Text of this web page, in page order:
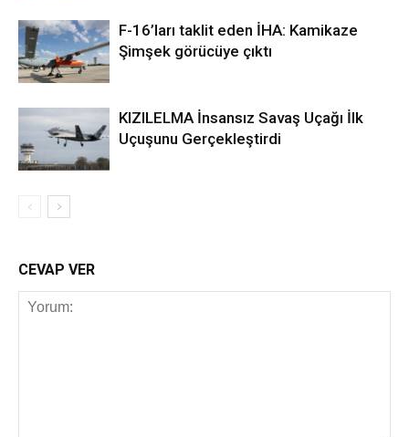
F-16’ları taklit eden İHA: Kamikaze
Şimşek görücüye çıktı
KIZILELMA İnsansız Savaş Uçağı İlk
Uçuşunu Gerçekleştirdi
CEVAP VER